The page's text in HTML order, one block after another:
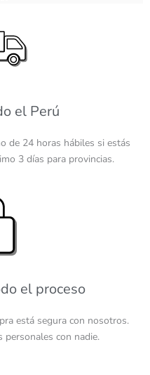
el Perú
de 24 horas hábiles si estás
3 días para provincias.
el proceso
está segura con nosotros.
con nadie.